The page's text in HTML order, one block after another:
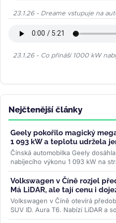
23.1.26 - Dreame vstupuje na
23.1.26 - Co přináší 1000 kW
Nejčtenější články
Geely pokořilo magický
1 093 kW a teplotu udržela
Čínská automobilka Geely
nabíjecího výkonu 1 093 kW na
Aegis Gold Brick...>>
Volkswagen v Číně rozjel
Má LiDAR, ale tají cenu i
Volkswagen v Číně otevírá
SUV ID. Aura T6. Nabízí LiDAR a
Robotics, ale...>>